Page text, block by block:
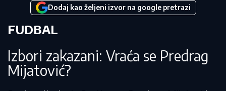
Dodaj kao željeni izvor na google pretrazi
FUDBAL
Izbori zakazani: Vraća se Predrag
Mijatović?